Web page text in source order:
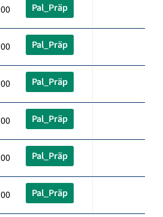
Pal_Präp
Pal_Präp
Pal_Präp
Pal_Präp
Pal_Präp
Pal_Präp